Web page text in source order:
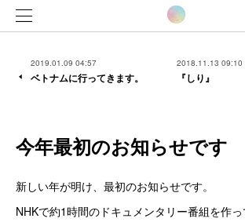
2019.01.09 04:57
ベトナムに行ってきます。
2018.11.13 09:10
『しり』
今年最初のお知らせです
新しい年が明け、最初のお知らせです。
NHKで約1時間のドキュメンタリー番組を作